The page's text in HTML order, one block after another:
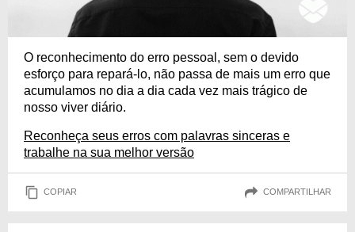
O reconhecimento do erro pessoal, sem o devido
esforço para repará-lo, não passa de mais um erro que
acumulamos no dia a dia cada vez mais trágico de
nosso viver diário.
Reconheça seus erros com palavras sinceras e
trabalhe na sua melhor versão
COPIAR COMPARTILHAR